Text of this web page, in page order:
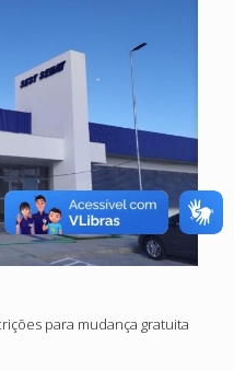
para mudança gratuita